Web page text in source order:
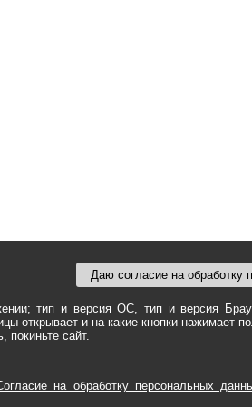
Даю согласие на обработку
тип и версия ОС, тип и версия
открывает и на какие кнопки нажимает
сайт.
на обработку персональных